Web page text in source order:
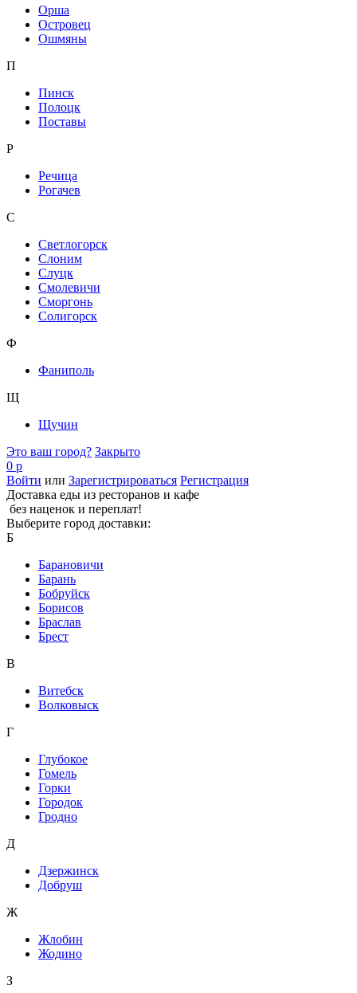
Орша
Островец
Ошмяны
П
Пинск
Полоцк
Поставы
Р
Речица
Рогачев
С
Светлогорск
Слоним
Слуцк
Смолевичи
Сморгонь
Солигорск
Ф
Фаниполь
Щ
Щучин
Это ваш город? Закрыто
0 р
Войти или Зарегистрироваться Регистрация
Доставка еды из ресторанов и кафе
без наценок и переплат!
Выберите город доставки:
Б
Барановичи
Барань
Бобруйск
Борисов
Браслав
Брест
В
Витебск
Волковыск
Г
Глубокое
Гомель
Горки
Городок
Гродно
Д
Дзержинск
Добруш
Ж
Жлобин
Жодино
З